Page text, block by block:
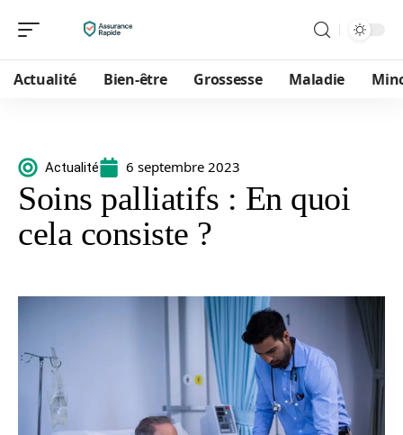
Actualité Bien-être Grossesse Maladie
Actualité 6 septembre 2023
Soins palliatifs : En quoi
cela consiste ?